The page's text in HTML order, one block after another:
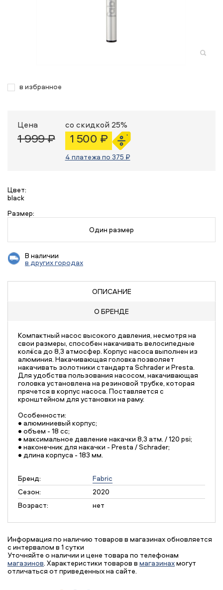
в избранное
Цена
1 999 ₽
со скидкой 25%
1 500 ₽
4 платежа по 375 ₽
Цвет:
black
Размер:
Один размер
В наличии
в других городах
ОПИСАНИЕ
О БРЕНДЕ
Компактный насос высокого давления, несмотря на
свои размеры, способен накачивать велосипедные
колёса до 8,3 атмосфер. Корпус насоса выполнен из
алюминия. Накачивающая головка позволяет
накачивать золотники стандарта Schrader и Presta.
Для удобства пользования насосом, накачивающая
головка установлена на резиновой трубке, которая
прячется в корпус насоса. Поставляется с
кронштейном для установки на раму.
Особенности:
• алюминиевый корпус;
• объем - 18 сс;
• максимальное давление накачки 8,3 атм. / 120 psi;
• наконечник для накачки - Presta / Schrader;
• длина корпуса - 183 мм.
Бренд:
Fabric
Сезон:
2020
Возраст:
нет
Информация по наличию товаров в магазинах обновляется
с интервалом в 1 сутки
Уточняйте о наличии и цене товара по телефонам
магазинов. Характеристики товаров в магазинахмогут
отличаться от приведенных на сайте.